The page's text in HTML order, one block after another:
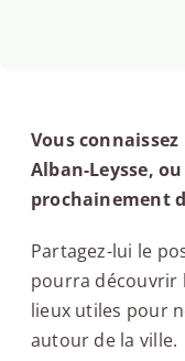
Vous
Alban-Leysse,
prochainement
Partagez-lui le
pourra découvrir
lieux utiles pour
autour de la ville.